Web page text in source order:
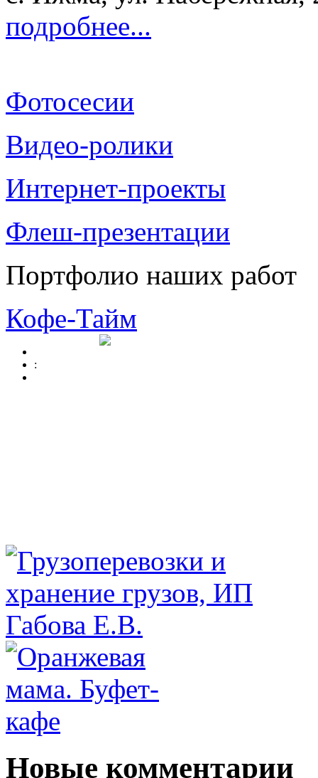
подробнее...
Фотосесии
Видео-ролики
Интернет-проекты
Флеш-презентации
Портфолио наших работ
Кофе-Тайм
:
Новые комментарии